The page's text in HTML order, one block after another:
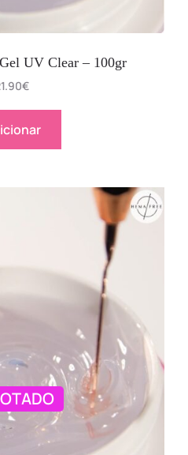
UV Clear – 100gr
€